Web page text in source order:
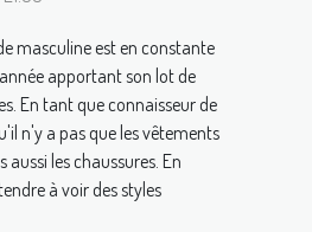
masculine est en constante
apportant son lot de
En tant que connaisseur de
n'y a pas que les vêtements
les chaussures. En
à voir des styles